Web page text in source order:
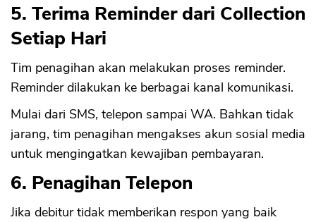
5. Terima Reminder dari Collection
Setiap Hari
Tim penagihan akan melakukan proses reminder.
Reminder dilakukan ke berbagai kanal komunikasi.
Mulai dari SMS, telepon sampai WA. Bahkan tidak
jarang, tim penagihan mengakses akun sosial media
untuk mengingatkan kewajiban pembayaran.
6. Penagihan Telepon
Jika debitur tidak memberikan respon yang baik